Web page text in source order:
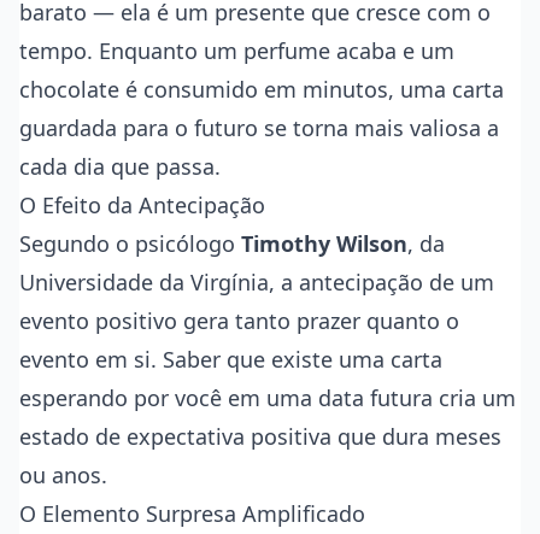
barato — ela é um presente que cresce com o
tempo. Enquanto um perfume acaba e um
chocolate é consumido em minutos, uma carta
guardada para o futuro se torna mais valiosa a
cada dia que passa.
O Efeito da Antecipação
Segundo o psicólogo Timothy Wilson, da
Universidade da Virgínia, a antecipação de um
evento positivo gera tanto prazer quanto o
evento em si. Saber que existe uma carta
esperando por você em uma data futura cria um
estado de expectativa positiva que dura meses
ou anos.
O Elemento Surpresa Amplificado